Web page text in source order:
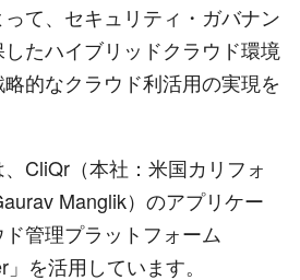
て、セキュリティ・ガバナン
たハイブリッドクラウド環境
的なクラウド利活用の実現を
CliQr（本社：米国カリフォ
Manglik）のアプリケー
管理プラットフォーム
を活用しています。